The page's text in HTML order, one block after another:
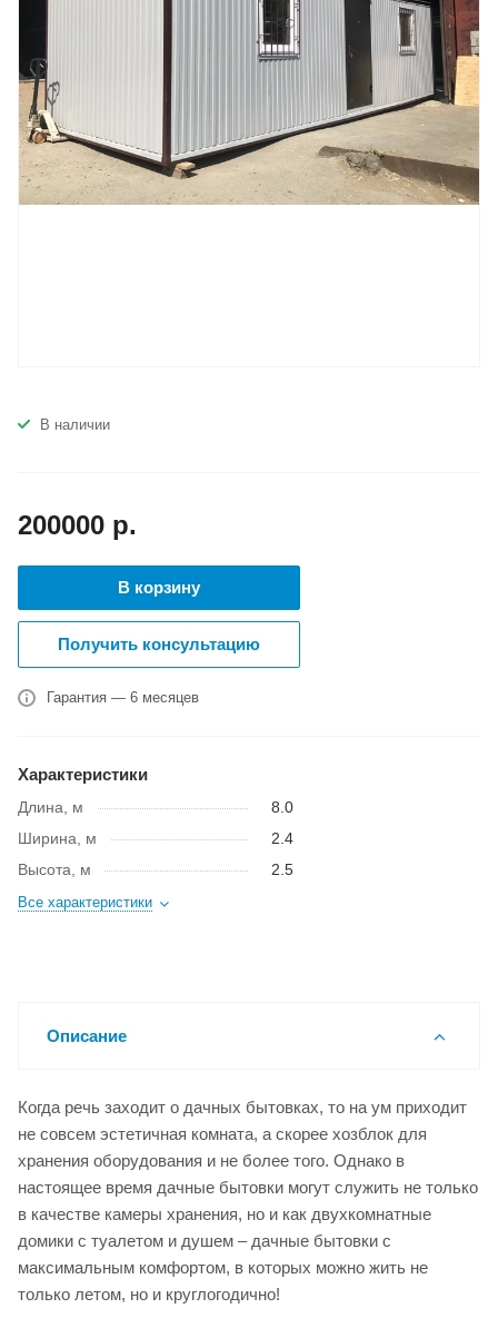
В наличии
200000 р.
В корзину
Получить консультацию
Гарантия — 6 месяцев
Характеристики
Длина, м
8.0
Ширина, м
2.4
Высота, м
2.5
Все характеристики
Описание
Когда речь заходит о дачных бытовках, то на ум приходит
не совсем эстетичная комната, а скорее хозблок для
хранения оборудования и не более того. Однако в
настоящее время дачные бытовки могут служить не только
в качестве камеры хранения, но и как двухкомнатные
домики с туалетом и душем – дачные бытовки с
максимальным комфортом, в которых можно жить не
только летом, но и круглогодично!